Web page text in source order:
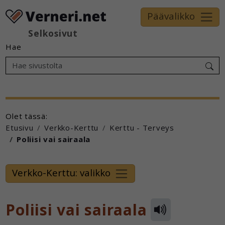
Selkosivut
Päävalikko
Hae
Olet tässä:
Etusivu
Verkko-Kerttu
Kerttu - Terveys
Poliisi vai sairaala
Verkko-Kerttu: valikko
Poliisi vai sairaala